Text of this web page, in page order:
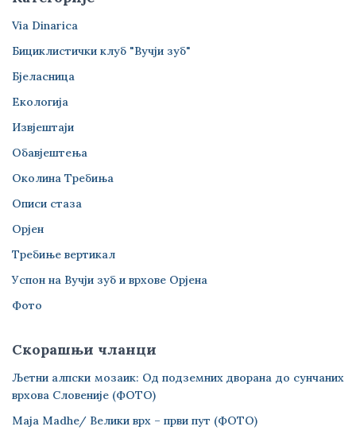
Via Dinarica
Бициклистички клуб "Вучји зуб"
Бјеласница
Екологија
Извјештаји
Обавјештења
Околина Требиња
Описи стаза
Орјен
Требиње вертикал
Успон на Вучји зуб и врхове Орјена
Фото
Скорашњи чланци
Љетни алпски мозаик: Од подземних дворана до сунчаних
врхова Словеније (ФОТО)
Maja Madhe/ Велики врх – први пут (ФОТО)